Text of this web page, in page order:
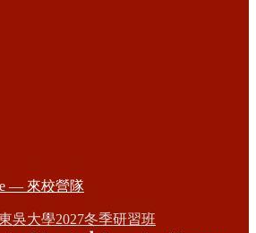
— 來校營隊
吳大學2027冬季研習班